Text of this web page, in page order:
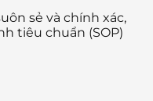
sẻ và chính xác,
tiêu chuẩn (SOP)